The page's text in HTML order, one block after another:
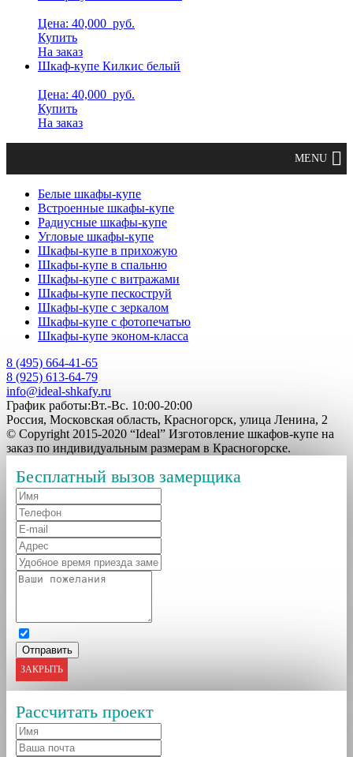
Цена: 40,000 руб.
Купить
На заказ
Шкаф-купе Килкис белый
Цена: 40,000 руб.
Купить
На заказ
Белые шкафы-купе
Встроенные шкафы-купе
Радиусные шкафы-купе
Угловые шкафы-купе
Шкафы-купе в прихожую
Шкафы-купе в спальню
Шкафы-купе с витражами
Шкафы-купе пескоструй
Шкафы-купе с зеркалом
Шкафы-купе с фотопечатью
Шкафы-купе эконом-класса
8 (495) 664-41-65
8 (925) 613-64-79
info@ideal-shkafy.ru
График работы:Вт.-Вс. 10:00-20:00
Россия, Московская область, Красногорск, улица Ленина, 2
© Copyright 2015-2020 “Ideal” Изготовление шкафов-купе на
заказ по индивидуальным размерам в Красногорске.
Бесплатный вызов замерщика
ЗАКРЫТЬ
Рассчитать проект